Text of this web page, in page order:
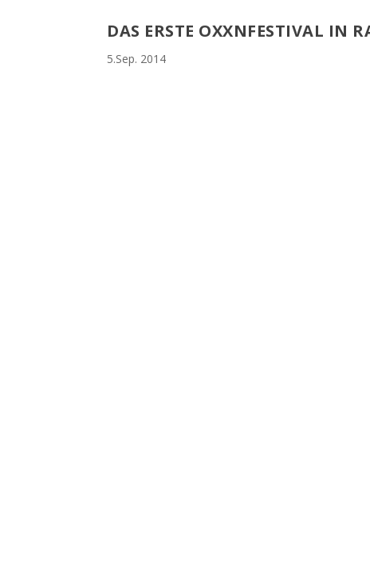
DAS ERSTE OXXNFESTIVAL IN
5.Sep. 2014